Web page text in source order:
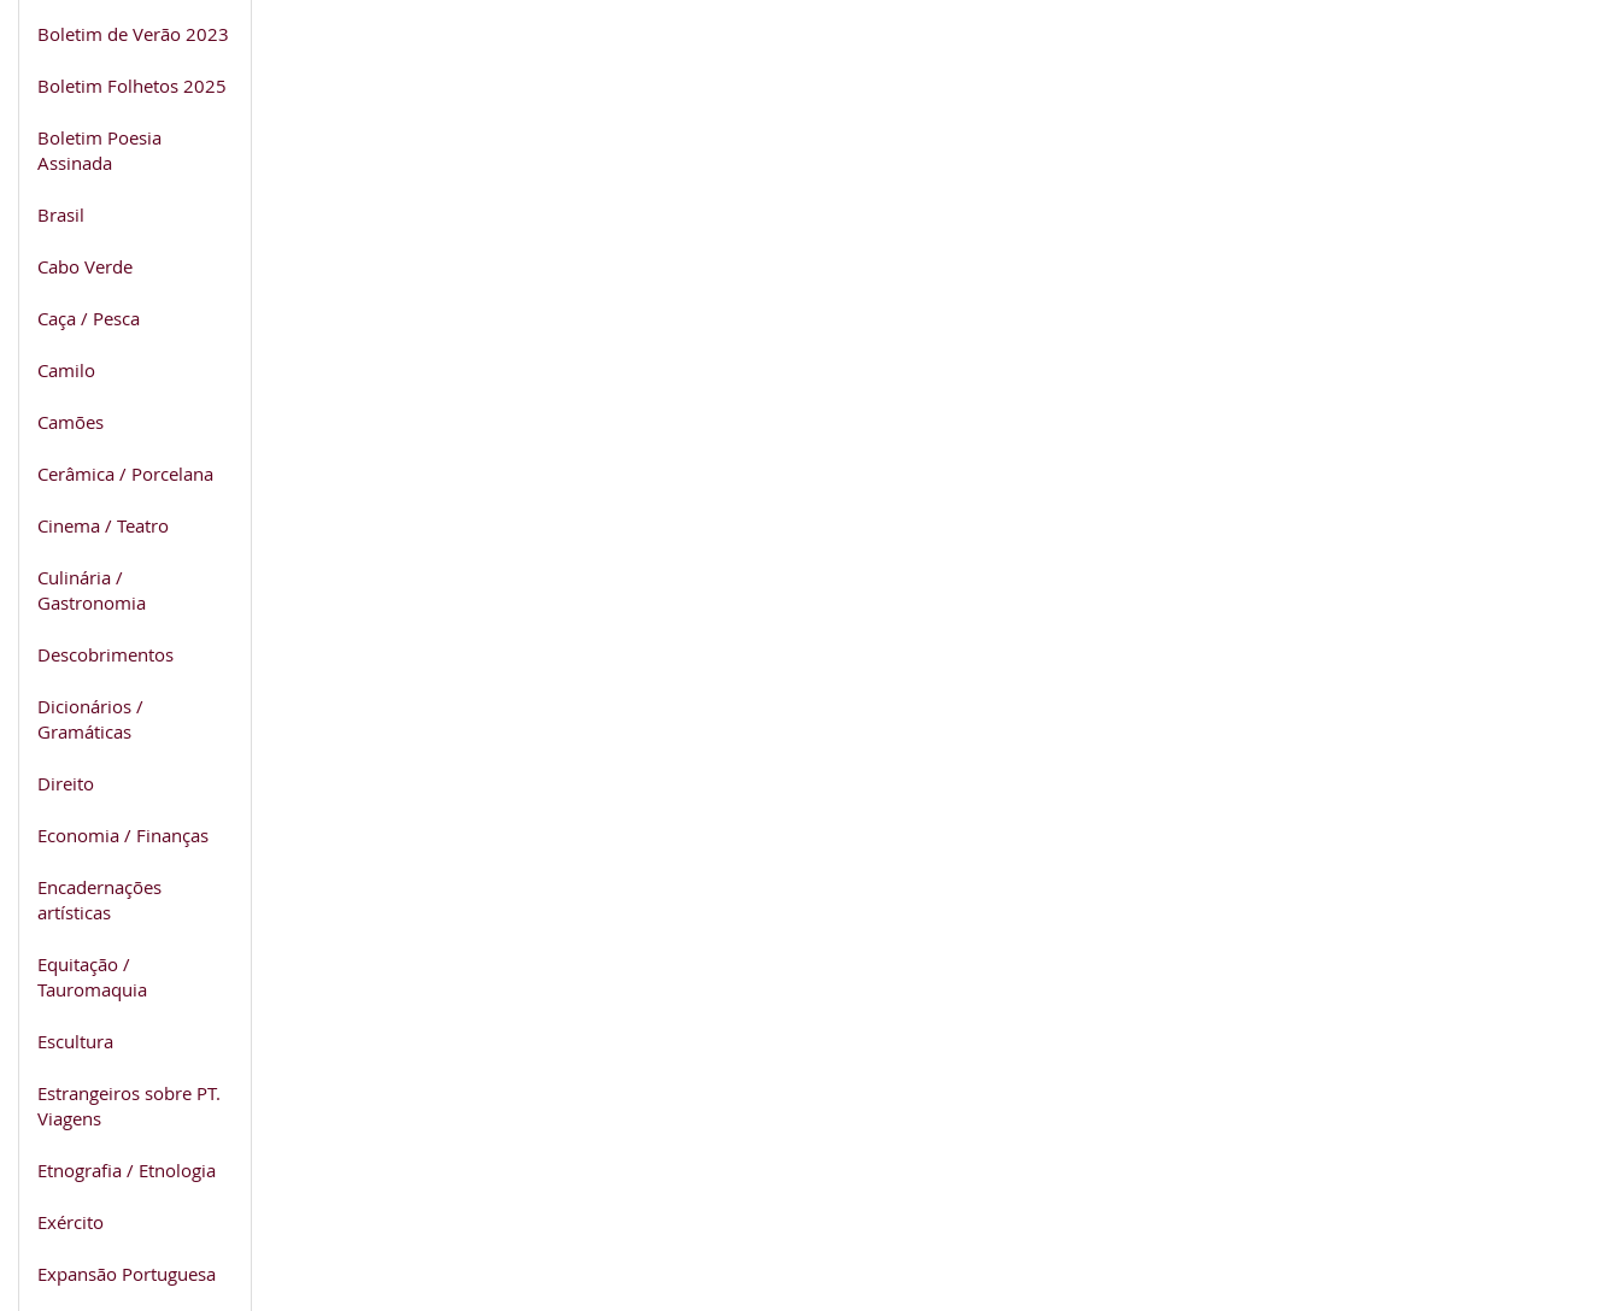
Boletim de Verão 2023
Boletim Folhetos 2025
Boletim Poesia
Assinada
Brasil
Cabo Verde
Caça / Pesca
Camilo
Camões
Cerâmica / Porcelana
Cinema / Teatro
Culinária /
Gastronomia
Descobrimentos
Dicionários /
Gramáticas
Direito
Economia / Finanças
Encadernações
artísticas
Equitação /
Tauromaquia
Escultura
Estrangeiros sobre PT.
Viagens
Etnografia / Etnologia
Exército
Expansão Portuguesa